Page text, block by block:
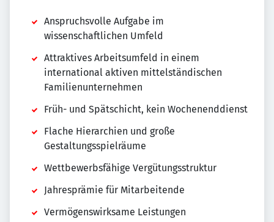
Anspruchsvolle Aufgabe im
wissenschaftlichen Umfeld
Attraktives Arbeitsumfeld in einem
international aktiven mittelständischen
Familienunternehmen
Früh- und Spätschicht, kein Wochenenddienst
Flache Hierarchien und große
Gestaltungsspielräume
Wettbewerbsfähige Vergütungsstruktur
Jahresprämie für Mitarbeitende
Vermögenswirksame Leistungen